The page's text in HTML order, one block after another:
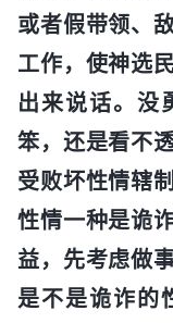
或者假带领、
工作，使神选
出来说话。没
笨，还是看不
受败坏性情辖
性情一种是诡
益，先考虑做
是不是诡诈的